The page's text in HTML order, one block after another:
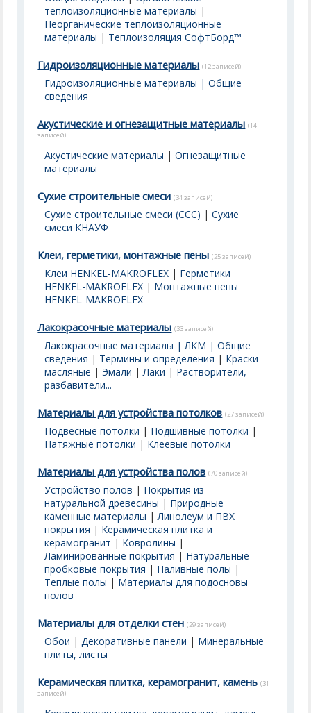
теплоизоляционные материалы |
Неорганические теплоизоляционные
материалы | Теплоизоляция СофтБорд™
Гидроизоляционные материалы (12 записей)
Гидроизоляционные материалы | Общие
сведения
Акустические и огнезащитные материалы (14
записей)
Акустические материалы |Огнезащитные
материалы
Сухие строительные смеси (34 записей)
Сухие строительные смеси (ССС) |Сухие
смеси КНАУФ
Клеи, герметики, монтажные пены (25 записей)
Клеи HENKEL-MAKROFLEX | Герметики
HENKEL-MAKROFLEX | Монтажные пены
HENKEL-MAKROFLEX
Лакокрасочные материалы (33 записей)
Лакокрасочные материалы | ЛКМ | Общие
сведения | Термины и определения | Краски
масляные |Эмали |Лаки | Растворители,
разбавители...
Материалы для устройства потолков (27 записей)
Подвесные потолки | Подшивные потолки |
Натяжные потолки | Клеевые потолки
Материалы для устройства полов (70 записей)
Устройство полов | Покрытия из
натуральной древесины | Природные
каменные материалы |Линолеум и ПВХ
покрытия | Керамическая плитка и
керамогранит | Ковролины |
Ламинированные покрытия | Натуральные
пробковые покрытия | Наливные полы |
Теплые полы | Материалы для подосновы
полов
Материалы для отделки стен (29 записей)
Обои |Декоративные панели | Минеральные
плиты, листы
Керамическая плитка, керамогранит, камень (31
записей)